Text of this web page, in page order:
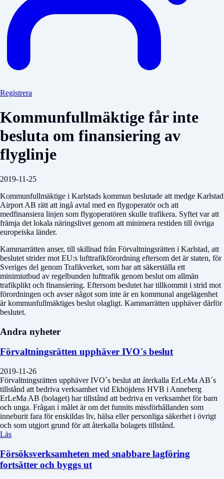
Registrera
Kommunfullmäktige får inte
besluta om finansiering av
flyglinje
2019-11-25
Kommunfullmäktige i Karlstads kommun beslutade att medge Karlstad
Airport AB rätt att ingå avtal med en flygoperatör och att
medfinansiera linjen som flygoperatören skulle trafikera. Syftet var att
främja det lokala näringslivet genom att minimera restiden till övriga
europeiska länder.
Kammarrätten anser, till skillnad från Förvaltningsrätten i Karlstad, att
beslutet strider mot EU:s lufttrafikförordning eftersom det är staten, för
Sveriges del genom Trafikverket, som har att säkerställa ett
minimiutbud av regelbunden lufttrafik genom beslut om allmän
trafikplikt och finansiering. Eftersom beslutet har tillkommit i strid mot
förordningen och avser något som inte är en kommunal angelägenhet
är kommunfullmäktiges beslut olagligt. Kammarrätten upphäver därför
beslutet.
Andra nyheter
Förvaltningsrätten upphäver IVO´s beslut
2019-11-26
Förvaltningsrätten upphäver IVO´s beslut att återkalla ErLeMa AB´s
tillstånd att bedriva verksamhet vid Ekhöjdens HVB i Anneberg
ErLeMa AB (bolaget) har tillstånd att bedriva en verksamhet för barn
och unga. Frågan i målet är om det funnits missförhållanden som
inneburit fara för enskildas liv, hälsa eller personliga säkerhet i övrigt
och som utgjort grund för att återkalla bolagets tillstånd.
Läs
Försöksverksamheten med snabbare lagföring
fortsätter och byggs ut